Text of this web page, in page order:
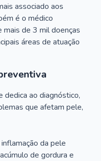
associado aos
é o médico
de 3 mil doenças
áreas de atuação
dedica ao diagnóstico,
que afetam pele,
da pele
de gordura e